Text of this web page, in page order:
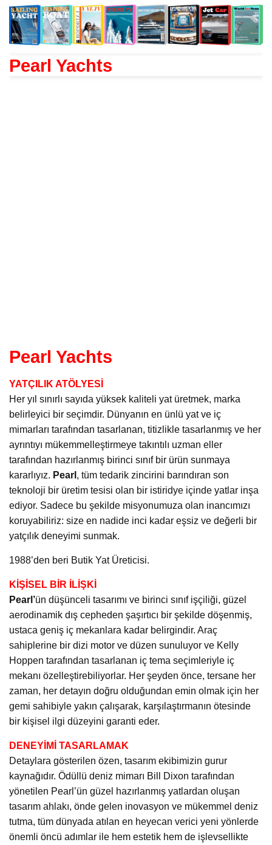
Pearl Yachts
Pearl Yachts
YATÇILIK ATÖLYESİ
Her yıl sınırlı sayıda yüksek kaliteli yat üretmek, marka
belirleyici bir seçimdir. Dünyanın en ünlü yat ve iç
mimarları tarafından tasarlanan, titizlikle tasarlanmış ve her
ayrıntıyı mükemmelleştirmeye takıntılı uzman eller
tarafından hazırlanmış birinci sınıf bir ürün sunmaya
kararlıyız. Pearl , tüm tedarik zincirini barındıran son
teknoloji bir üretim tesisi olan bir istiridye içinde yatlar inşa
ediyor. Sadece bu şekilde misyonumuza olan inancımızı
koruyabiliriz: size en nadide inci kadar eşsiz ve değerli bir
yatçılık deneyimi sunmak.
1988’den beri Butik Yat Üreticisi.
KİŞİSEL BİR İLİŞKİ
Pearl’ün düşünceli tasarımı ve birinci sınıf işçiliği, güzel
aerodinamik dış cepheden şaşırtıcı bir şekilde döşenmiş,
ustaca geniş iç mekanlara kadar belirgindir. Araç
sahiplerine bir dizi motor ve düzen sunuluyor ve Kelly
Hoppen tarafından tasarlanan iç tema seçimleriyle iç
mekanı özelleştirebiliyorlar. Her şeyden önce, tersane her
zaman, her detayın doğru olduğundan emin olmak için her
gemi sahibiyle yakın çalışarak, karşılaştırmanın ötesinde
bir kişisel ilgi düzeyini garanti eder.
DENEYİMİ TASARLAMAK
Detaylara gösterilen özen, tasarım ekibimizin gurur
kaynağıdır. Ödüllü deniz mimarı Bill Dixon tarafından
yönetilen Pearl’ün güzel hazırlanmış yatlardan oluşan
tasarım ahlakı, önde gelen inovasyon ve mükemmel deniz
tutma, tüm dünyada atılan en heyecan verici yeni yönlerde
önemli öncü adımlar ile hem estetik hem de işlevsellikte